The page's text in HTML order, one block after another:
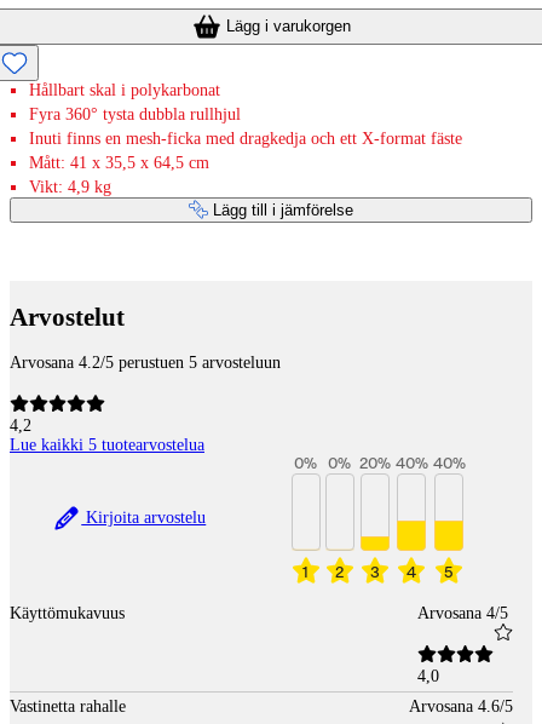
Lägg i varukorgen
Hållbart skal i polykarbonat
Fyra 360° tysta dubbla rullhjul
Inuti finns en mesh-ficka med dragkedja och ett X-format fäste
Mått: 41 x 35,5 x 64,5 cm
Vikt: 4,9 kg
Lägg till i jämförelse
Arvostelut
Arvosana 4.2/5 perustuen 5 arvosteluun
4,2
Lue kaikki 5 tuotearvostelua
Kirjoita arvostelu
1
0%
2
0%
3
20%
4
40%
5
40%
Käyttömukavuus Arvosana 4/5
4,0
Vastinetta rahalle
Arvosana 4.6/5